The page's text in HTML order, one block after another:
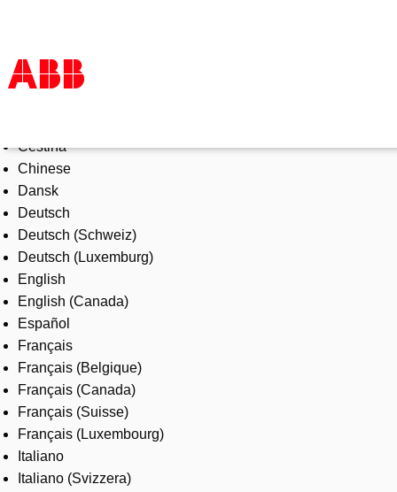
Products & Solutions
Industries
Services
About us
Where to buy
Contact us
Careers
Čeština
Chinese
Dansk
Deutsch
Deutsch (Schweiz)
Deutsch (Luxemburg)
English
English (Canada)
Español
Français
Français (Belgique)
Français (Canada)
Français (Suisse)
Français (Luxembourg)
Italiano
Italiano (Svizzera)